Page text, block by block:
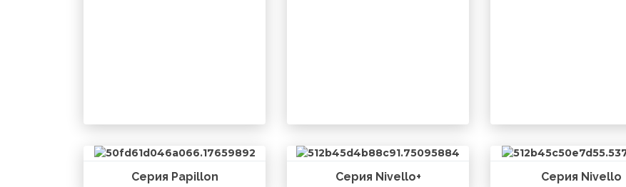
Серия Papillon Серия Nivello+ Серия Nivello